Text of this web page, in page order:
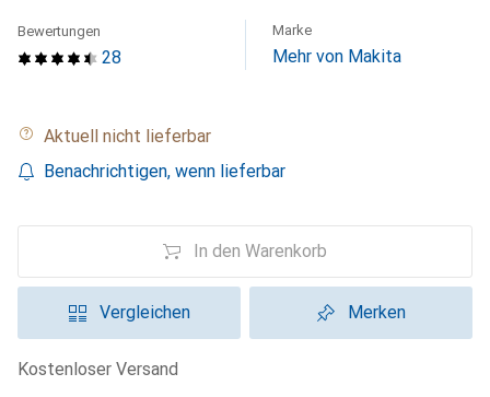
28
Bewertungen Marke
Mehr von Makita
Aktuell nicht lieferbar
Benachrichtigen, wenn lieferbar
In den Warenkorb
Vergleichen Merken
kostenloser Versand